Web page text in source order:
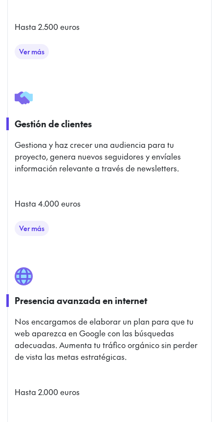
Hasta 2.500 euros
Ver másGestión de redes sociales
Gestión de clientes
Gestiona y haz crecer una audiencia para tu
proyecto, genera nuevos seguidores y envíales
información relevante a través de newsletters.
Hasta 4.000 euros
Ver másGestión de clientes
Presencia avanzada en internet
Nos encargamos de elaborar un plan para que tu
web aparezca en Google con las búsquedas
adecuadas. Aumenta tu tráfico orgánico sin perder
de vista las metas estratégicas.
Hasta 2.000 euros